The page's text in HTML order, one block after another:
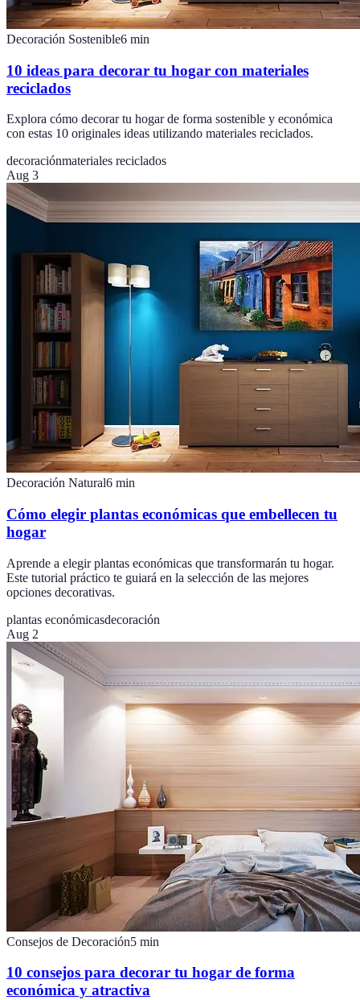
Decoración Sostenible6 min
10 ideas para decorar tu hogar con materiales
reciclados
Explora cómo decorar tu hogar de forma sostenible y económica
con estas 10 originales ideas utilizando materiales reciclados.
decoraciónmateriales reciclados
Aug 3
Decoración Natural6 min
Cómo elegir plantas económicas que embellecen tu
hogar
Aprende a elegir plantas económicas que transformarán tu hogar.
Este tutorial práctico te guiará en la selección de las mejores
opciones decorativas.
plantas económicasdecoración
Aug 2
Consejos de Decoración5 min
10 consejos para decorar tu hogar de forma
económica y atractiva